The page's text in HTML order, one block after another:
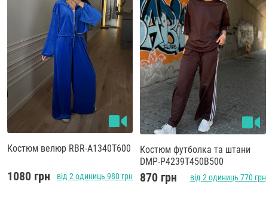
Костюм велюр RBR-A1340T600
1080 грн від 2 одиниць 980 грн
Костюм футболка та штани
DMP-P4239T450B500
870 грн від 2 одиниць 770 грн